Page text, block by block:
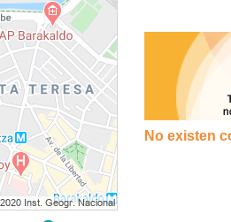
No existen